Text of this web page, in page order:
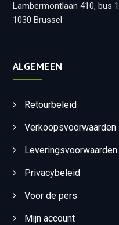
Lambermontlaan 410, bus 1
1030 Brussel
ALGEMEEN
Retourbeleid
Verkoopsvoorwaarden
Leveringsvoorwaarden
Privacybeleid
Voor de pers
Mijn account